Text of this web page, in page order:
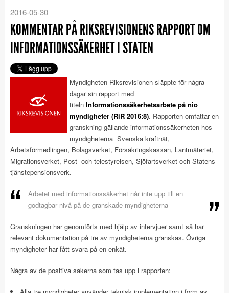
2016-05-30
KOMMENTAR PÅ RIKSREVISIONENS RAPPORT OM
INFORMATIONSSÄKERHET I STATEN
Myndigheten Riksrevisionen släppte för några
dagar sin rapport med
titeln Informationssäkerhetsarbete på nio
myndigheter (RiR 2016:8). Rapporten omfattar en
granskning gällande informationssäkerheten hos
myndigheterna Svenska kraftnät,
Arbetsförmedlingen, Bolagsverket, Försäkringskassan, Lantmäteriet,
Migrationsverket, Post- och telestyrelsen, Sjöfartsverket och Statens
tjänstepensionsverk.
Arbetet med informationssäkerhet når inte upp till en
godtagbar nivå på de granskade myndigheterna
Granskningen har genomförts med hjälp av intervjuer samt så har
relevant dokumentation på tre av myndigheterna granskas. Övriga
myndigheter har fått svara på en enkät.
Några av de positiva sakerna som tas upp i rapporten: